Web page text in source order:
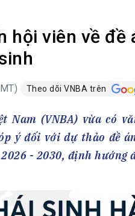
30 năm VNBA
Tin ngành ngân hàng
Đào tạo
Fintech
Tài chính Tiêu dùng
Thanh toán –Thẻ
hội viên về
Theo dõi VNBA trên
Nam (VNBA) vừa có
ý đối với dự thảo đề
- 2030, định hướng